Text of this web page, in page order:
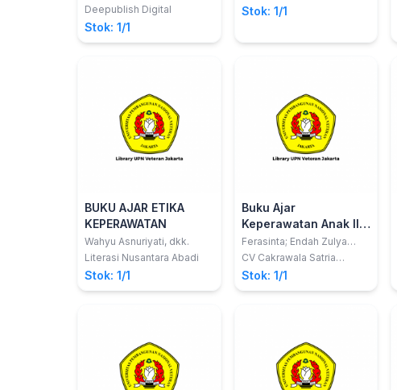
Deepublish Digital
Stok: 1/1
Stok: 1/1
BUKU AJAR ETIKA
KEPERAWATAN
Wahyu Asnuriyati, dkk.
Literasi Nusantara Abadi
Stok: 1/1
Buku Ajar
Keperawatan Anak II :
Dilengkapi Soal UKOM
Keperawatan Anak
Ferasinta; Endah Zulya
Dinata
CV Cakrawala Satria
Mandiri
Stok: 1/1